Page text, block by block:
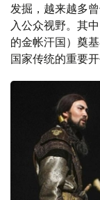
发掘，越来越多
入公众视野。其
的金帐汗国）奠
国家传统的重要开